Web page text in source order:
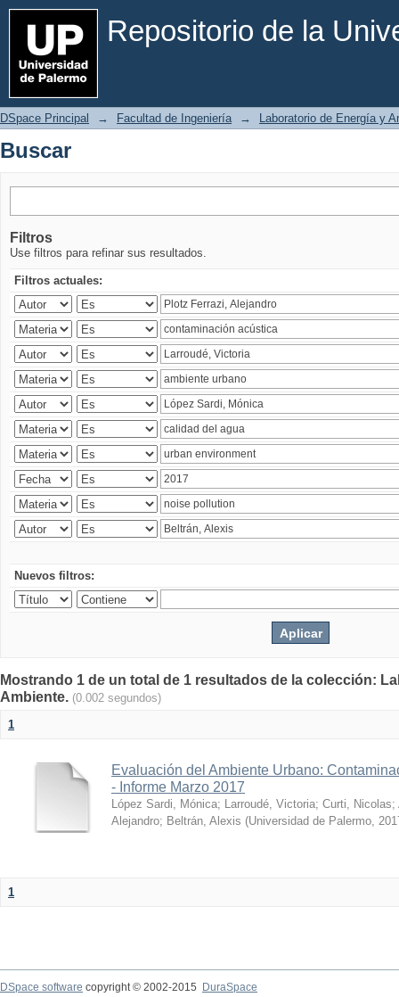
Repositorio de la
Buscar
DSpace Principal → Facultad de Ingeniería → Laboratorio de Energía y
Buscar
Filtros
Use filtros para refinar sus resultados.
Filtros actuales:
Nuevos filtros:
Mostrando 1 de un total de 1 resultados de la colección:
Ambiente. (0.002 segundos)
1
Evaluación del Ambiente Urbano:
- Informe Marzo 2017
López Sardi, Mónica; Larroudé, Victoria; Curti, Nicolas;
Alejandro; Beltrán, Alexis (Universidad de Palermo,
1
DSpace software copyright © 2002-2015
DuraSpace